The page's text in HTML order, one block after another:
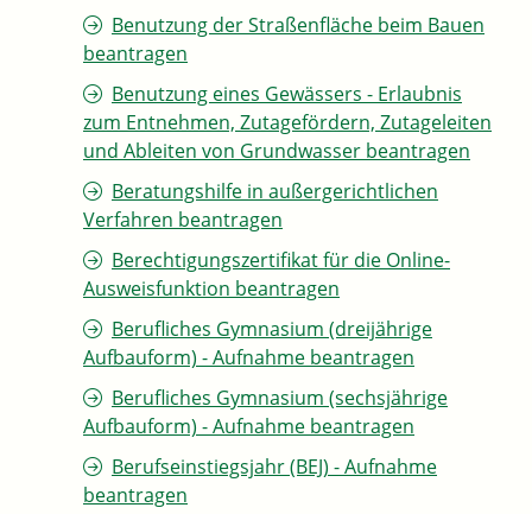
Benutzung der Straßenfläche beim Bauen
beantragen
Benutzung eines Gewässers - Erlaubnis
zum Entnehmen, Zutagefördern, Zutageleiten
und Ableiten von Grundwasser beantragen
Beratungshilfe in außergerichtlichen
Verfahren beantragen
Berechtigungszertifikat für die Online-
Ausweisfunktion beantragen
Berufliches Gymnasium (dreijährige
Aufbauform) - Aufnahme beantragen
Berufliches Gymnasium (sechsjährige
Aufbauform) - Aufnahme beantragen
Berufseinstiegsjahr (BEJ) - Aufnahme
beantragen